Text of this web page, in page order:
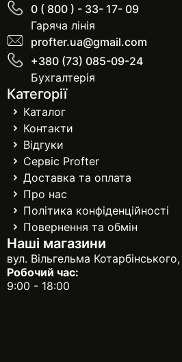
0 ( 800 ) - 33- 17- 09
Гаряча лінія
profter.ua@gmail.com
+380 (73) 085-09-24
Бухгалтерія
Категорії
Каталог
Контакти
Відгуки
Сервіс Profter
Доставка та оплата
Про нас
Політика конфіденційності
Повернення та обмін
Наші магазини
вул. Вільгельма
Робочий час:
9:00 - 18:00